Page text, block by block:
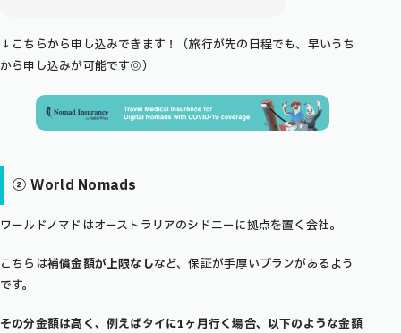
↓こちらから申し込みできます！（旅行が先の日程でも、早いうち
から申し込みが可能です◎）
② World Nomads
ワールドノマドはオーストラリアのシドニーに拠点を置く会社。
こちらは補償金額が上限なしなど、保証が手厚いプランがあるよう
です。
その分金額は高く、例えばタイに1ヶ月行く場合、以下のような金額